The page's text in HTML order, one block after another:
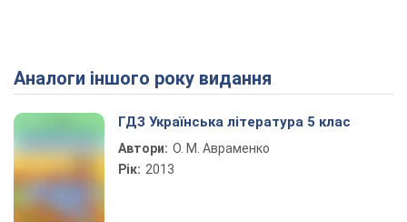
Play Video
Аналоги іншого року видання
ГДЗ Українська література 5 клас
Автори: О. М. Авраменко
Рік: 2013